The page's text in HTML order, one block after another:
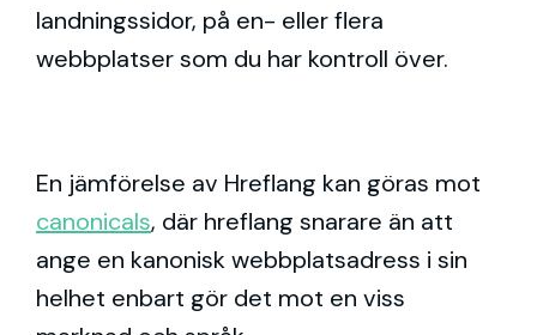
landningssidor, på en- eller flera
webbplatser som du har kontroll över.
En jämförelse av Hreflang kan göras mot
canonicals, där hreflang snarare än att
ange en kanonisk webbplatsadress i sin
helhet enbart gör det mot en viss